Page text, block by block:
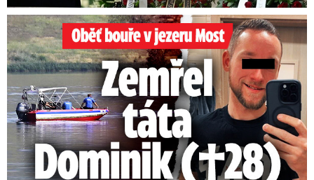
Oběť bouře v jezeru Most: Zemřel táta Dominik (†28)